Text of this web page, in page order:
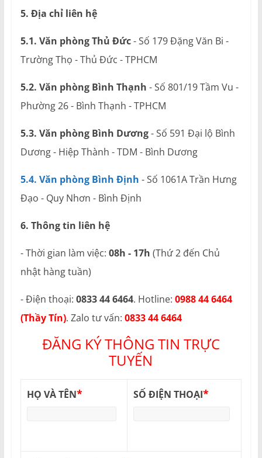
5. Địa chỉ liên hệ
5.1. Văn phòng Thủ Đức- Số 179 Đặng Văn Bi -
Trường Thọ - Thủ Đức - TPHCM
5.2. Văn phòng Bình Thạnh - Số 801/19 Tầm Vu -
Phường 26 - Bình Thạnh - TPHCM
5.3. Văn phòng Bình Dương- Số 591 Đại lộ Bình
Dương - Hiệp Thành - TDM - Bình Dương
5.4. Văn phòng Bình Định - Số 1061A Trần Hưng
Đạo - Quy Nhơn - Bình Định
6. Thông tin liên hệ
- Thời gian làm việc: 08h - 17h (Thứ 2 đến Chủ
nhật hàng tuần)
- Điện thoại: 0833 44 6464. Hotline: 0988 44 6464
(Thầy Tín). Zalo tư vấn: 0833 44 6464
ĐĂNG KÝ THÔNG TIN TRỰC
TUYẾN
HỌ VÀ TÊN* SỐ ĐIỆN THOẠI*